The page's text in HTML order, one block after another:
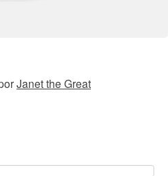
Janet the Great